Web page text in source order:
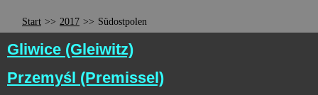
Start >> 2017 >> Südostpolen
Gliwice (Gleiwitz)
Przemyśl (Premissel)